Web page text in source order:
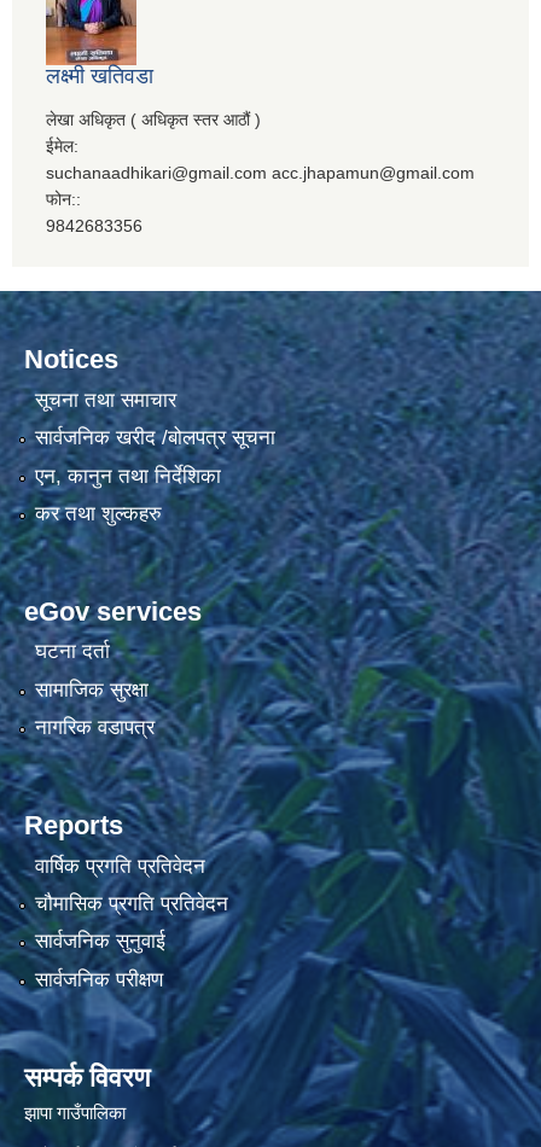
लक्ष्मी खतिवडा
लेखा अधिकृत ( अधिकृत स्तर आठौं )
ईमेल:
suchanaadhikari@gmail.com acc.jhapamun@gmail.com
फोन::
9842683356
Notices
सूचना तथा समाचार
सार्वजनिक खरीद /बोलपत्र सूचना
एन, कानुन तथा निर्देशिका
कर तथा शुल्कहरु
eGov services
घटना दर्ता
सामाजिक सुरक्षा
नागरिक वडापत्र
Reports
वार्षिक प्रगति प्रतिवेदन
चौमासिक प्रगति प्रतिवेदन
सार्वजनिक सुनुवाई
सार्वजनिक परीक्षण
सम्पर्क विवरण
झापा गाउँपालिका